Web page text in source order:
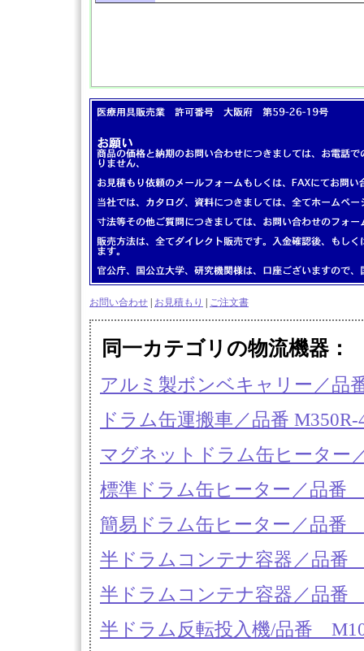
お問い合わせ お見積もり ご注文書
同一カテゴリの物流機器
アルミ製ボンベキャリー／品
ドラム缶運搬車／品番 M350R-
マグネットドラム缶ヒーター
標準ドラム缶ヒーター／品番
簡易ドラム缶ヒーター／品番
半ドラムコンテナ容器／品番
半ドラムコンテナ容器／品番
半ドラム反転投入機/品番